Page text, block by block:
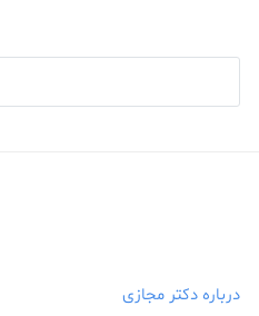
درباره دکتر مجازی